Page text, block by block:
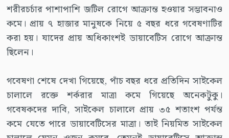
শরীরচর্চার পাশাপাশি জটিল রোগে আক্রান্ত হওয়ার সম্ভাবনাও
কমে। প্রায় ৭ হাজার মানুষকে নিয়ে ৫ বছর ধরে গবেষণাটির
করা হয়। যাদের প্রায় অধিকাংশই ডায়াবেটিস রোগে আক্রান্ত
ছিলেন।
গবেষণা শেষে দেখা গিয়েছে, পাঁচ বছর ধরে প্রতিদিন সাইকেল
চালালে রক্তে শর্করার মাত্রা কমে গিয়েছে অনেকটুকু।
গবেষকদের দাবি, সাইকেল চালালে প্রায় ৩৫ শতাংশ পর্যন্ত
কমে যেতে পারে ডায়াবেটিসের মাত্রা। তাই নিয়মিত সাইকেল